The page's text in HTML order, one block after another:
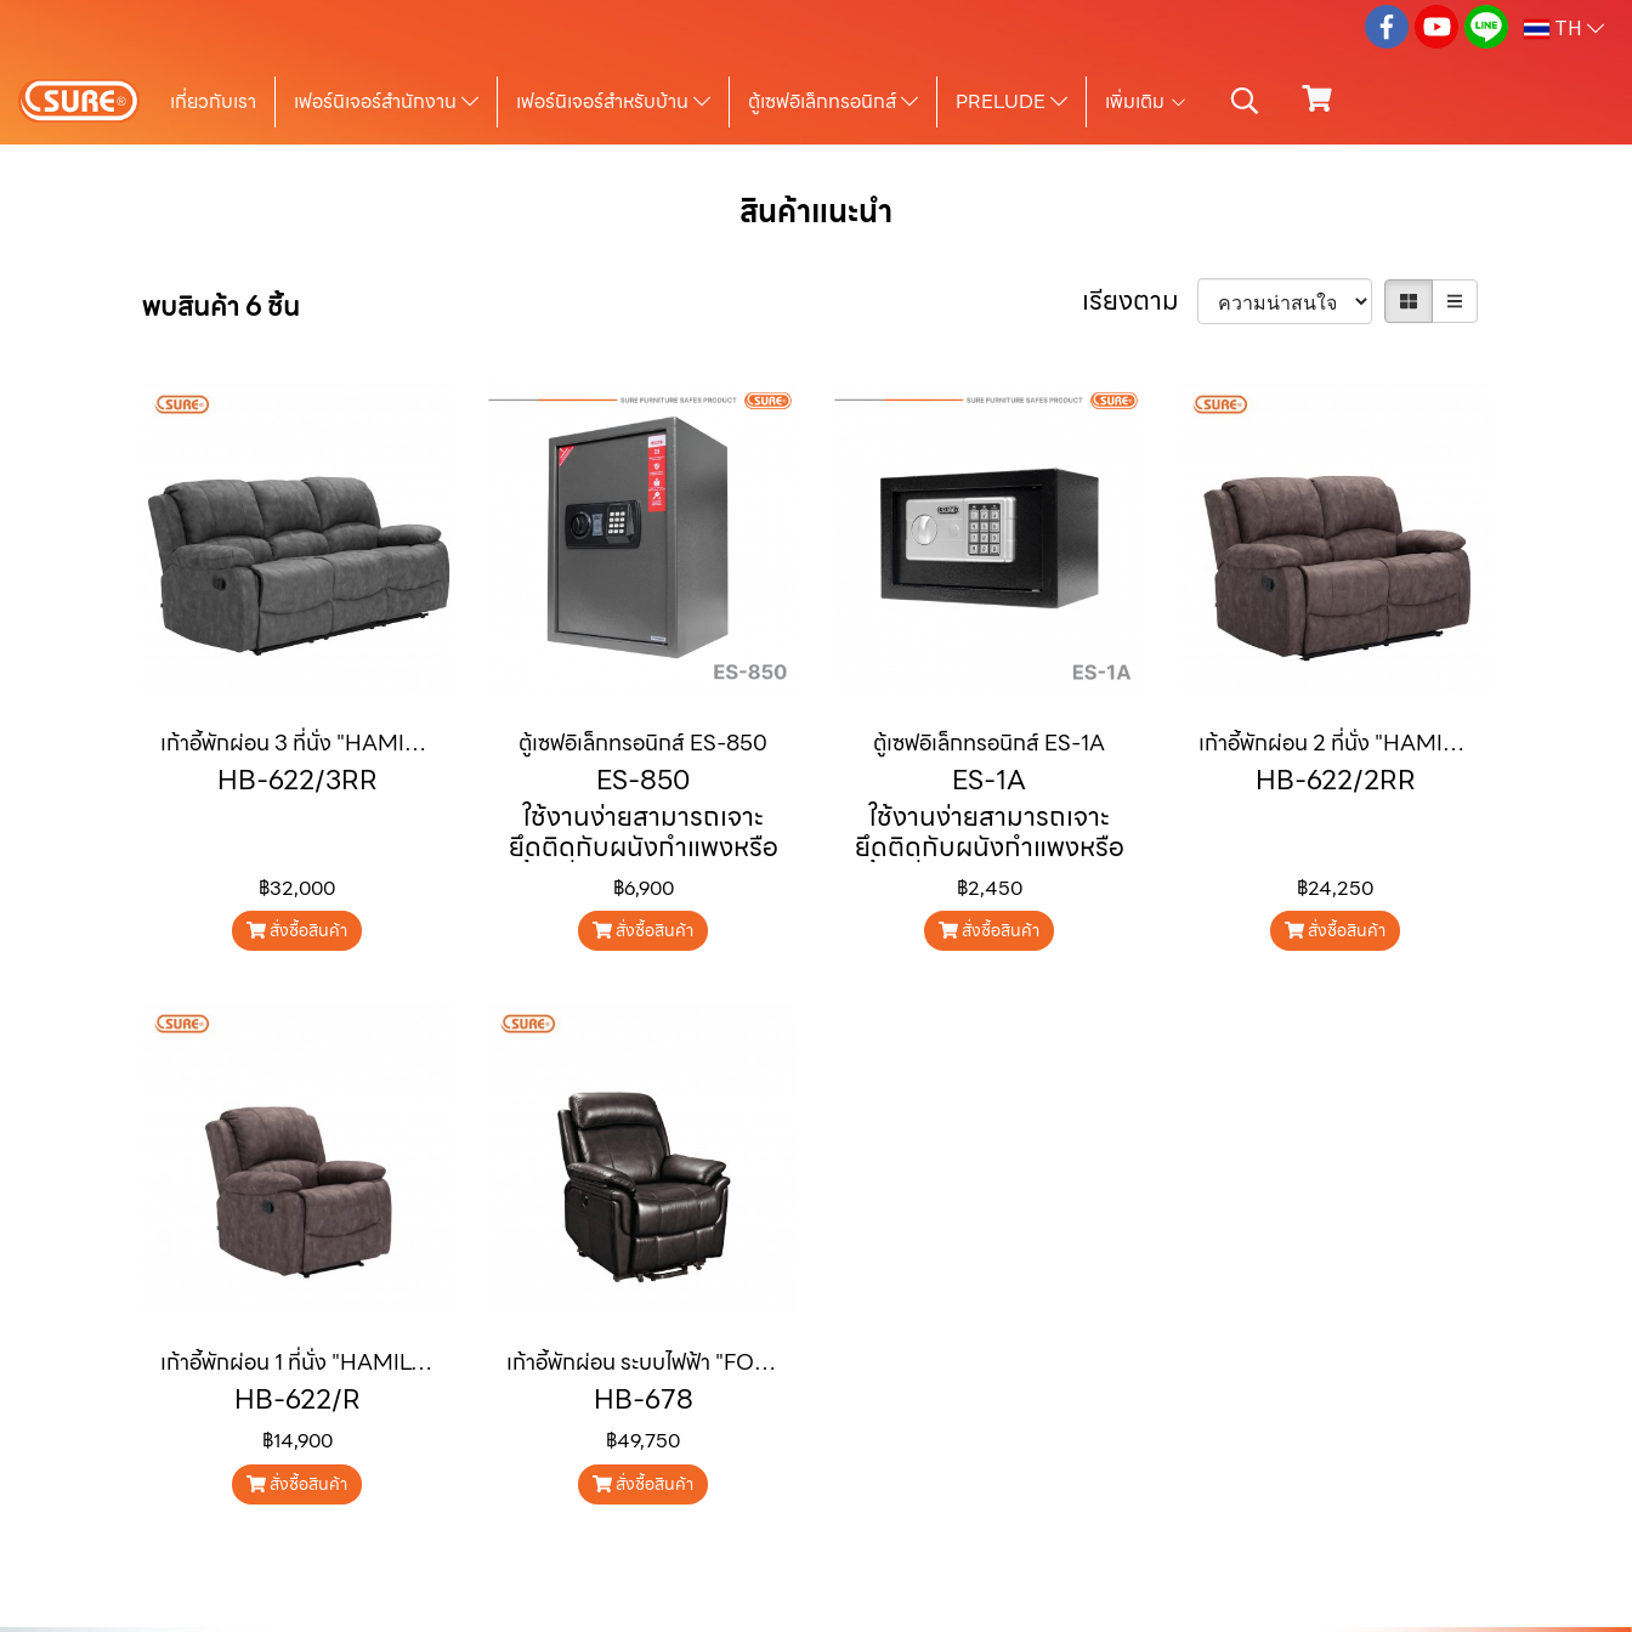
TH
เกี่ยวกับเรา เฟอร์นิเจอร์สำนักงาน เฟอร์นิเจอร์สำหรับบ้าน ตู้เซฟอิเล็กทรอนิกส์ PRELUDE เพิ่มเติม
สินค้าแนะนำ
พบสินค้า 6 ชิ้น เรียงตาม
เก้าอี้พักผ่อน 3 ที่นั่ง "HAMILTON" (แฮมมิวตัน)
HB-622/3RR
฿32,000
สั่งซื้อสินค้า
ตู้เซฟอิเล็กทรอนิกส์ ES-850
ES-850
ใช้งานง่ายสามารถเจาะ
ยึดติดกับผนังกำแพงหรือ
พื้นเพื่อป้องกันโจรกรรม
พร้อมชั้นวางทำให้จัดเก็บ
ได้เยอะ มีเสียงสัญญาณ
กดรหัสผิด 3 ครั้ง
฿6,900
สั่งซื้อสินค้า
ตู้เซฟอิเล็กทรอนิกส์ ES-1A
ES-1A
ใช้งานง่ายสามารถเจาะ
ยึดติดกับผนังกำแพงหรือ
พื้นเพื่อป้องกันโจรกรรม
มีเสียงสัญญาณเตือนและ
เครื่องปิดตัวเองเป็นเวลา
฿2,450
สั่งซื้อสินค้า
เก้าอี้พักผ่อน 2 ที่นั่ง "HAMILTON" (แฮมมิวตัน)
HB-622/2RR
฿24,250
สั่งซื้อสินค้า
เก้าอี้พักผ่อน 1 ที่นั่ง "HAMILTON" (แฮมมิวตัน)
HB-622/R
฿14,900
สั่งซื้อสินค้า
เก้าอี้พักผ่อน ระบบไฟฟ้า "FOSTER"
HB-678
฿49,750
สั่งซื้อสินค้า